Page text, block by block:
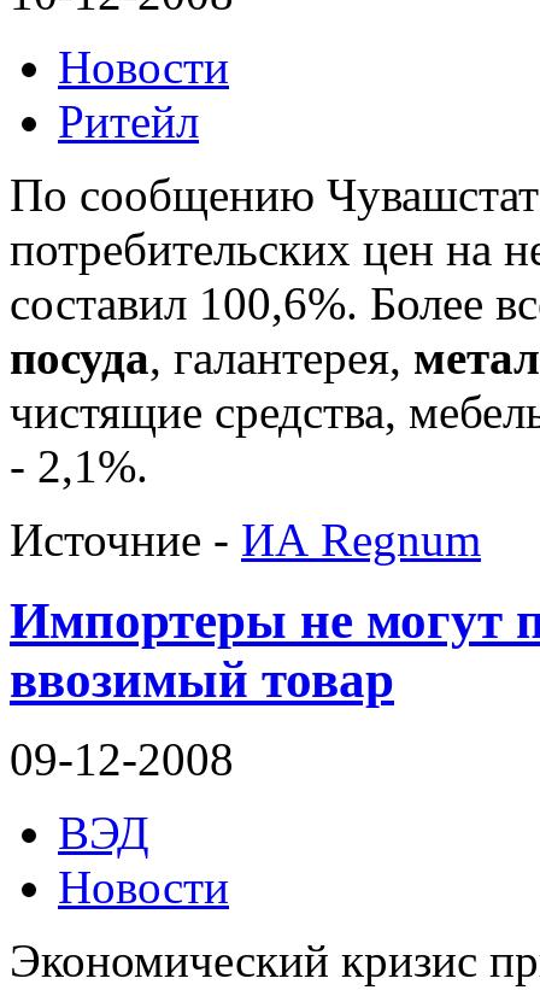
Новости
Ритейл
По сообщению
потребительских цен на
составил 100,6%. Более
посуда, галантерея,
чистящие средства,
- 2,1%.
Источние - ИА Regnum
Импортеры не могут
ввозимый товар
09-12-2008
ВЭД
Новости
Экономический кризис